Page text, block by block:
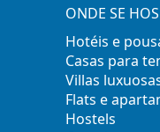
ONDE SE
Hotéis e
Casas para
Villas
Flats e
Hostels